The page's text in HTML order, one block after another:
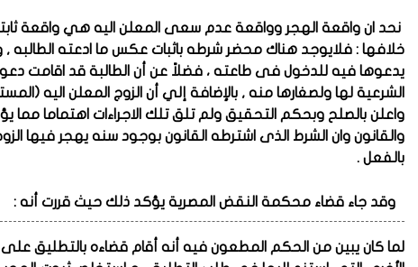
نحد ان واقعة الهجر وواقعة عدم سعى المعلن اليه هي واقعة
خلافها : فلايوجد هناك محضر شرطه باثبات عكس ما ادعته الطالبه ,
يدعوها فيه للدخول فى طاعته ، فضلاً عن أن الطالبة قد اقامت
الشرعية لها ولصغارها منه , بالإضافة إلي أن الزوج المعلن اليه
واعلن بالصلح وبحكم التحقيق ولم تلق تلك الاجراءات اهتماما
والقانون وان الشرط الذى اشترطه القانون بوجود سنه يهجر فيها
بالفعل .
وقد جاء قضاء محكمة النقض المصرية يؤكد ذلك حيث قررت أنه :
لما كان يبين من الحكم المطعون فيه أنه أقام قضاءه بالتطليق